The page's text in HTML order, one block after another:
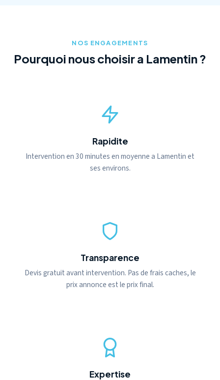
NOS ENGAGEMENTS
Pourquoi nous choisir a Lamentin ?
Rapidite
Intervention en 30 minutes en moyenne a Lamentin et
ses environs.
Transparence
Devis gratuit avant intervention. Pas de frais caches, le
prix annonce est le prix final.
Expertise